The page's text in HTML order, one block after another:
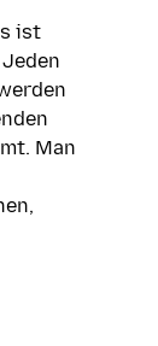
ist
Man